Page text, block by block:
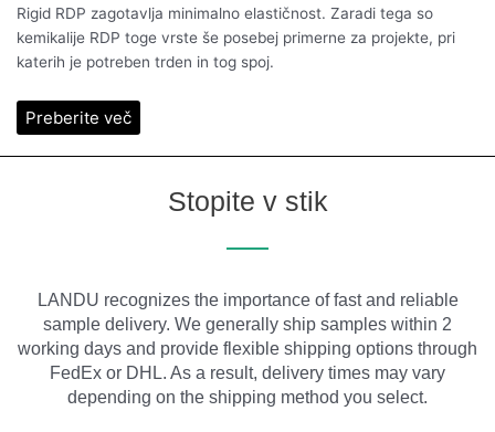
Rigid RDP zagotavlja minimalno elastičnost. Zaradi tega so
kemikalije RDP toge vrste še posebej primerne za projekte, pri
katerih je potreben trden in tog spoj.
Preberite več
Stopite v stik
LANDU recognizes the importance of fast and reliable
sample delivery. We generally ship samples within 2
working days and provide flexible shipping options through
FedEx or DHL. As a result, delivery times may vary
depending on the shipping method you select.